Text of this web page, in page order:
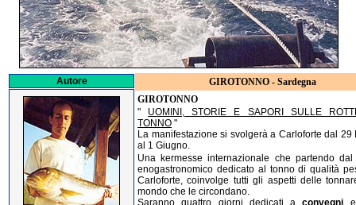
Autore
GIROTONNO - Sardegna
GIROTONNO
" UOMINI, STORIE E SAPORI SULLE
TONNO "
La manifestazione si svolgerà a Carloforte dal 29
al 1 Giugno.
Una kermesse internazionale che partendo dal
enogastronomico dedicato al tonno di qualità
Carloforte, coinvolge tutti gli aspetti delle
mondo che le circondano.
Saranno quattro giorni dedicati aconvegni